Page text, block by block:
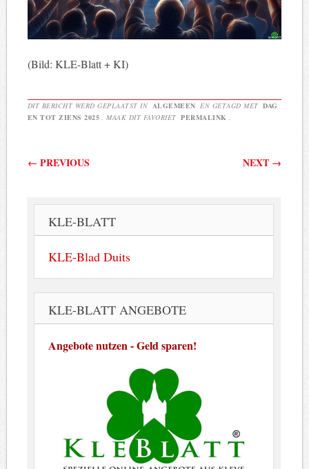
(Bild: KLE-Blatt + KI)
DIT BERICHT WERD GEPLAATST IN ALGEMEEN EN GETAGD MET DAG
EN TOT ZIENS 2025 . MAAK DIT FAVORIET PERMALINK .
Berichtnavigatie
← PREVIOUS NEXT →
KLE-BLATT
KLE-Blad Duits
KLE-BLATT ANGEBOTE
Angebote nutzen - Geld sparen!